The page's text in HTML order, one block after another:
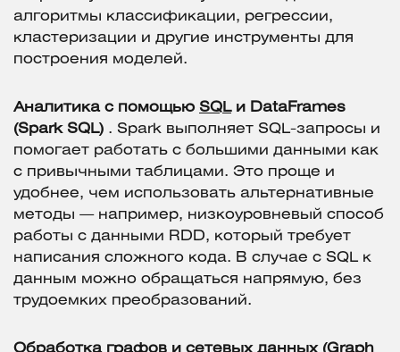
алгоритмы классификации, регрессии,
кластеризации и другие инструменты для
построения моделей.
Аналитика с помощью SQLи DataFrames
(Spark SQL) . Spark выполняет SQL-запросы и
помогает работать с большими данными как
с привычными таблицами. Это проще и
удобнее, чем использовать альтернативные
методы — например, низкоуровневый способ
работы с данными RDD, который требует
написания сложного кода. В случае с SQL к
данным можно обращаться напрямую, без
трудоемких преобразований.
Обработка графов и сетевых данных (Graph